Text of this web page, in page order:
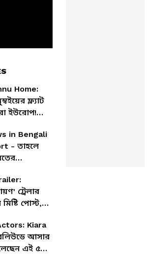
Home:
ফ্ল্যাট
ইউরোপ!
in Bengali
- তাহলে
সরকার
ট্রেলার
পোস্ট,
Kiara
আসার
এই ৫